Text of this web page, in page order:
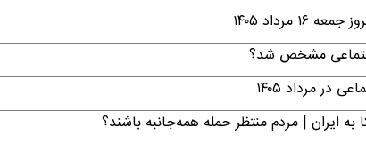
۱۴۰۵
مشخص شد؟
مرداد ۱۴۰۵
ایران | مردم منتظر حمله همه‌جانبه باشند؟